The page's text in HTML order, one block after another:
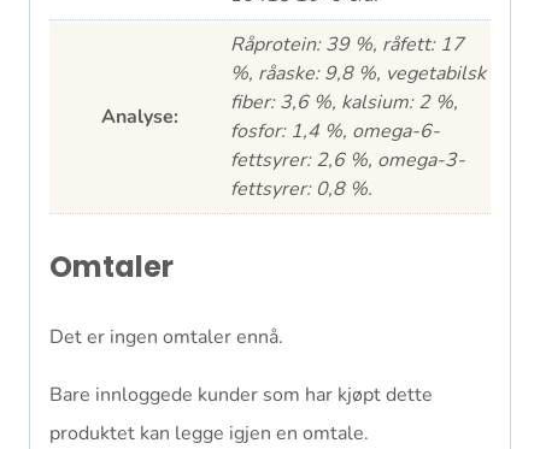
Analyse:
Råprotein: 39 %, råfett: 17
%, råaske: 9,8 %, vegetabilsk
fiber: 3,6 %, kalsium: 2 %,
fosfor: 1,4 %, omega-6-
fettsyrer: 2,6 %, omega-3-
fettsyrer: 0,8 %.
Omtaler
Det er ingen omtaler ennå.
Bare innloggede kunder som har kjøpt dette
produktet kan legge igjen en omtale.